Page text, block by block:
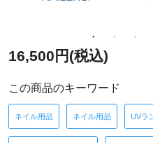
16,500円(税込)
この商品のキーワード
ネイル用品 ネイル用品 UVラ